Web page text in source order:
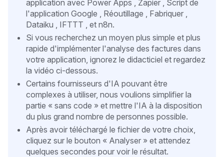
application avec Power Apps , Zapier , Script de
l'application Google , Réoutillage , Fabriquer ,
Dataiku , IFTTT , et n8n.
Si vous recherchez un moyen plus simple et plus
rapide d'implémenter l'analyse des factures dans
votre application, ignorez le didacticiel et regardez
la vidéo ci-dessous.
Certains fournisseurs d'IA pouvant être
complexes à utiliser, nous voulions simplifier la
partie « sans code » et mettre l'IA à la disposition
du plus grand nombre de personnes possible.
Après avoir téléchargé le fichier de votre choix,
cliquez sur le bouton « Analyser » et attendez
quelques secondes pour voir le résultat.